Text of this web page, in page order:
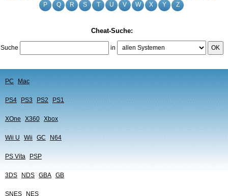
P
Q R S T U V W X Y Z
Cheat-Suche:
Suche in OK
PC Mac
PS4 PS3 PS2 PS1
XOne X360 Xbox
Wii U Wii GC N64
PS Vita PSP
3DS NDS GBA GB
SNES NES